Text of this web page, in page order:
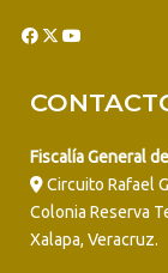
Fiscalía General
Circuito Rafael
Colonia Reserva
Xalapa, Veracruz.